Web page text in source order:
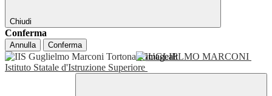
Chiudi
Conferma
Annulla Conferma
GUGLIELMO MARCONI
Istituto Statale d'Istruzione Superiore